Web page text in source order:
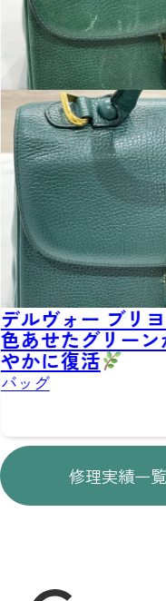
ン｜
が鮮
ポール
ョルダ
を補色
🖌
修理実績一覧